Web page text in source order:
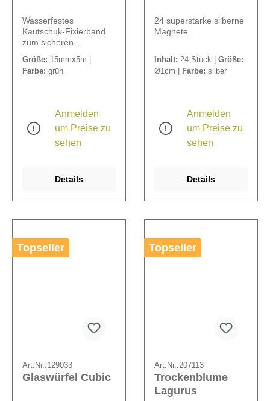
Wasserfestes
Kautschuk-Fixierband
zum sicheren
Pinholdern.
Größe: 15mmx5m |
Farbe: grün
Anmelden
um Preise zu
sehen
Details
24 superstarke silberne
Magnete.
Inhalt: 24 Stück | Größe:
Ø1cm | Farbe: silber
Anmelden
um Preise zu
sehen
Details
Topseller
Art.Nr.:129033
Glaswürfel Cubic
Topseller
Art.Nr.:207113
Trockenblume
Lagurus